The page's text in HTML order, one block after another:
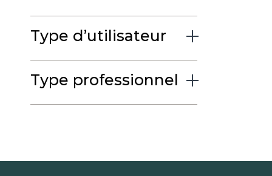
Type d’utilisateur
Type professionnel